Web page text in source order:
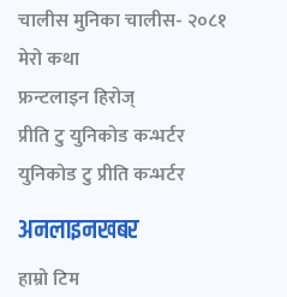
चालीस मुनिका चालीस- २०८१
मेरो कथा
फ्रन्टलाइन हिरोज्
प्रीति टु युनिकोड कन्भर्टर
युनिकोड टु प्रीति कन्भर्टर
अनलाइनखबर
हाम्रो टिम